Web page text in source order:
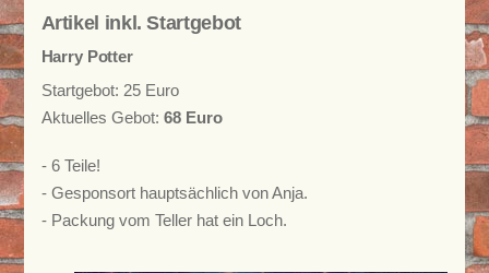
Artikel inkl. Startgebot
Harry Potter
Startgebot: 25 Euro
Aktuelles Gebot: 68 Euro
- 6 Teile!
- Gesponsort hauptsächlich von Anja.
- Packung vom Teller hat ein Loch.